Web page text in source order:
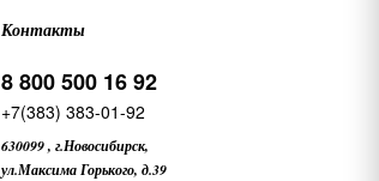
Контакты
8 800 500 16 92
+7(383) 383-01-92
630099, г.Новосибирск,
ул.Максима Горького, д.39